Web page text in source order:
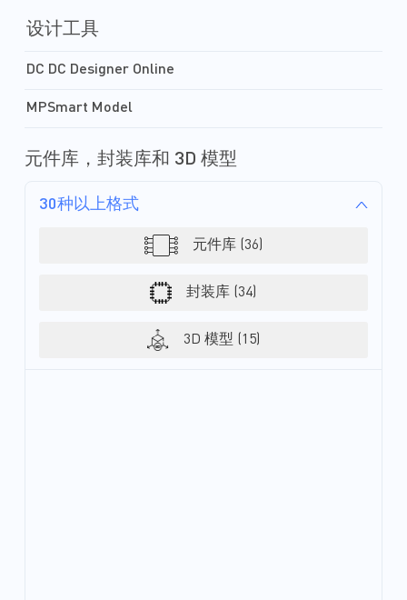
设计工具
DC DC Designer Online
MPSmart Model
元件库，封装库和 3D 模型
30种以上格式
元件库 (36)
封装库 (34)
3D 模型 (15)